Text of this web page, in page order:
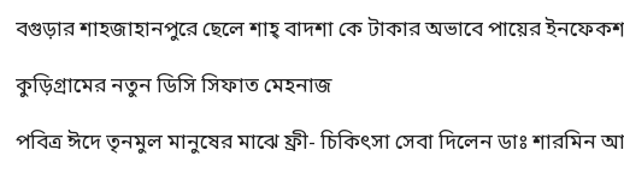
বগুড়ার শাহজাহানপুরে ছেলে শাহ্ বাদশা কে টাকার অভাবে পায়ের
কুড়িগ্রামের নতুন ডিসি সিফাত মেহনাজ
পবিত্র ঈদে তৃনমুল মানুষের মাঝে ফ্রী- চিকিৎসা সেবা দিলেন ডাঃ শারমিন